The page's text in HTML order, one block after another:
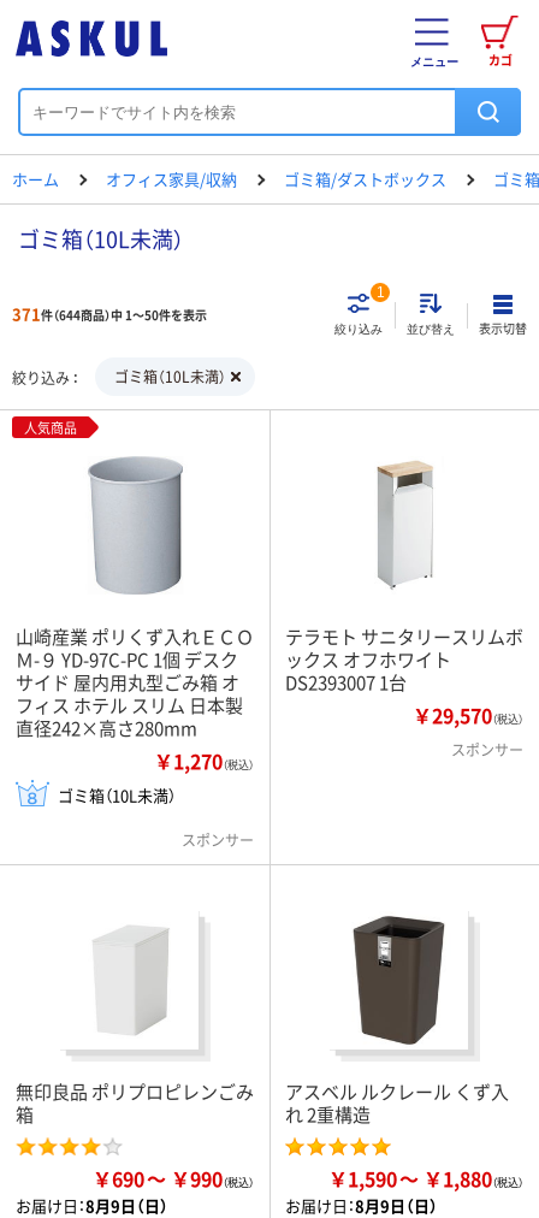
カゴ
メニュー
ホーム オフィス家具/収納 ゴミ箱/ダストボックス ゴミ
ゴミ箱（10L未満）
371件（644商品）中 1～50件を表示
絞り込み
1
並び替え 表示切替
絞り込み ゴミ箱（10L未満）
人気商品
山崎産業 ポリくず入れＥＣＯ
Ｍ-９ YD-97C-PC 1個 デスク
サイド 屋内用丸型ごみ箱 オ
フィス ホテル スリム 日本製
直径242×高さ280mm
￥1,270（税込）
ゴミ箱（10L未満）
スポンサー
テラモト サニタリースリムボ
ックス オフホワイト
DS2393007 1台
￥29,570（税込）
スポンサー
無印良品 ポリプロピレンごみ
箱
￥690 ￥990
お届け日：8月9日（日）
アスベル ルクレール くず入
れ 2重構造
￥1,590 ￥1,880
お届け日：8月9日（日）